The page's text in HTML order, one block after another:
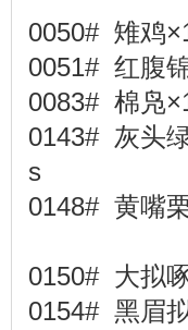
0050# 雉鸡
0051# 红腹
0083# 棉凫
0143# 灰头
s
0148# 黄嘴
0150# 大拟
0154# 黑眉